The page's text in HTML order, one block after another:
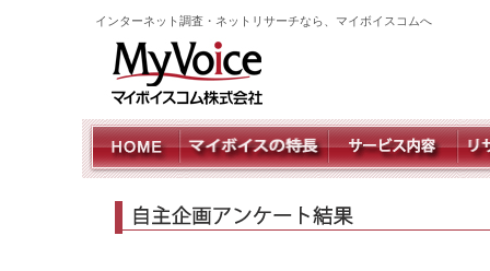
インターネット調査・ネットリサーチなら、マイボイスコムへ